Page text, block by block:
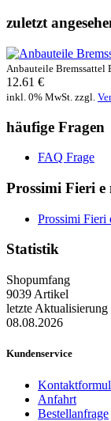
zuletzt
Anbauteile Bremssattel
12.61 €
inkl. 0% MwSt. zzgl.
häufige Fragen
FAQ Frage
Prossimi Fieri
Prossimi Fieri
Statistik
Shopumfang
9039 Artikel
letzte Aktualisierung
08.08.2026
Kundenservice
Anfahrt
Bestellanfrage